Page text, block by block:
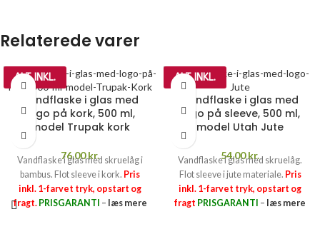
Relaterede varer
ALT INKL.
Vandflaske i glas med
logo på kork, 500 ml,
model Trupak kork
76,00kr.
Vandflaske i glas med skruelåg i
bambus. Flot sleeve i kork. Pris
inkl. 1-farvet tryk, opstart og
fragt. PRISGARANTI – læs mere
ALT INKL.
Vandflaske i glas med
logo på sleeve, 500 ml,
model Utah Jute
54,00kr.
Vandflaske i glas med skruelåg.
Flot sleeve i jute materiale. Pris
inkl. 1-farvet tryk, opstart og
fragt PRISGARANTI – læs mere